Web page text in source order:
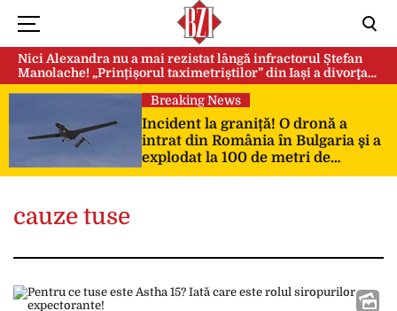
Nici Alexandra nu a mai rezistat lângă infractorul Ștefan
Manolache! „Prințișorul taximetriștilor” din Iași a divorţat
după doi ani de căsnicie
Breaking News
Incident la graniță! O dronă a
intrat din România în Bulgaria şi a
explodat la 100 de metri de
frontieră
cauze tuse